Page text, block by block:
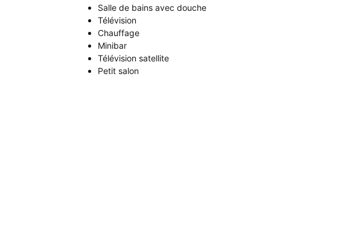
Salle de bains avec douche
Télévision
Chauffage
Minibar
Télévision satellite
Petit salon